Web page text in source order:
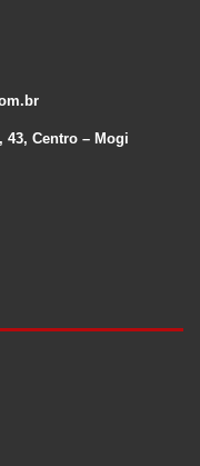
43, Centro – Mogi